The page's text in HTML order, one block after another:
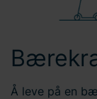
Å leve på en